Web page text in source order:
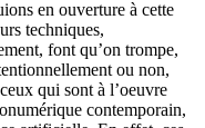
en ouverture à cette
techniques,
font qu’on trompe,
ou non,
qui sont à l’oeuvre
contemporain,